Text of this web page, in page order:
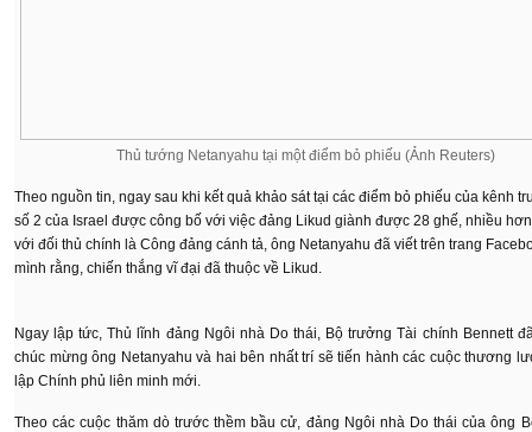
Thủ tướng Netanyahu tại một điểm bỏ phiếu (Ảnh Reuters)
Theo nguồn tin, ngay sau khi kết quả khảo sát tại các điểm bỏ phiếu của kênh
số 2 của Israel được công bố với việc đảng Likud giành được 28 ghế, nhiều
với đối thủ chính là Công đảng cánh tả, ông Netanyahu đã viết trên trang
mình rằng, chiến thắng vĩ đại đã thuộc về Likud.
Ngay lập tức, Thủ lĩnh đảng Ngôi nhà Do thái, Bộ trưởng Tài chính Bennett
chúc mừng ông Netanyahu và hai bên nhất trí sẽ tiến hành các cuộc thương
lập Chính phủ liên minh mới.
Theo các cuộc thăm dò trước thềm bầu cử, đảng Ngôi nhà Do thái của ông